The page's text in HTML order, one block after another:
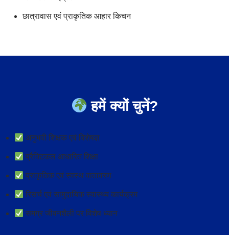
छात्रावास एवं प्राकृतिक आहार किचन
हमें क्यों चुनें?
अनुभवी शिक्षक एवं विशेषज्ञ
प्रैक्टिकल आधारित शिक्षा
प्राकृतिक एवं स्वस्थ वातावरण
रिसर्च एवं सामुदायिक स्वास्थ्य कार्यक्रम
समग्र जीवनशैली पर विशेष ध्यान